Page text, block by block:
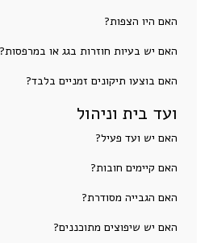
האם היו הצפות?
האם יש בעיות חוזרות בגג או במרפסות?
האם בוצעו תיקונים זמניים בלבד?
ועד בית וניהול
האם יש ועד פעיל?
האם קיימים חובות?
האם הגבייה מסודרת?
האם יש שיפוצים מתוכננים?